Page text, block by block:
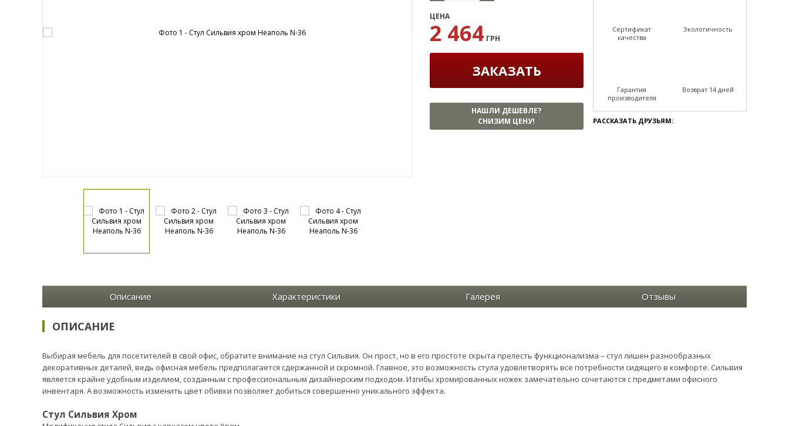
ЦЕНА
2 464 ГРН
ЗАКАЗАТЬ
НАШЛИ ДЕШЕВЛЕ?
СНИЗИМ ЦЕНУ!
Сертификат
качества
Экологичность
Гарантия
производителя
Возврат 14 дней
РАССКАЗАТЬ ДРУЗЬЯМ:
Описание Характеристики Галерея Отзывы
ОПИСАНИЕ
Выбирая мебель для посетителей в свой офис, обратите внимание на стул Сильвия. Он прост, но в его простоте скрыта прелесть функционализма – стул лишен разнообразных
декоративных деталей, ведь офисная мебель предполагается сдержанной и скромной. Главное, это возможность стула удовлетворять все потребности сидящего в комфорте. Сильвия
является крайне удобным изделием, созданным с профессиональным дизайнерским подходом. Изгибы хромированных ножек замечательно сочетаются с предметами офисного
инвентаря. А возможность изменить цвет обивки позволяет добиться совершенно уникального эффекта.
Стул Сильвия Хром